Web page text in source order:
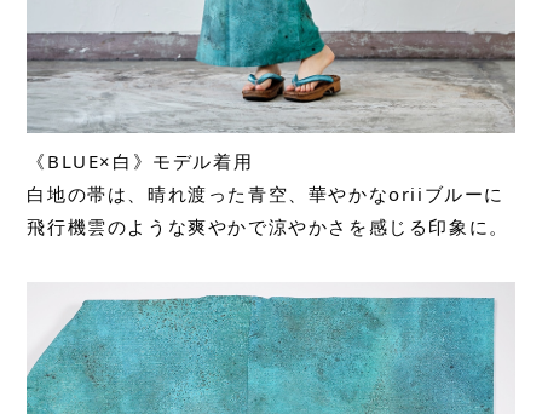
《BLUE×白》モデル着用
白地の帯は、晴れ渡った青空、華やかなoriiブルーに
飛行機雲のような爽やかで涼やかさを感じる印象に。